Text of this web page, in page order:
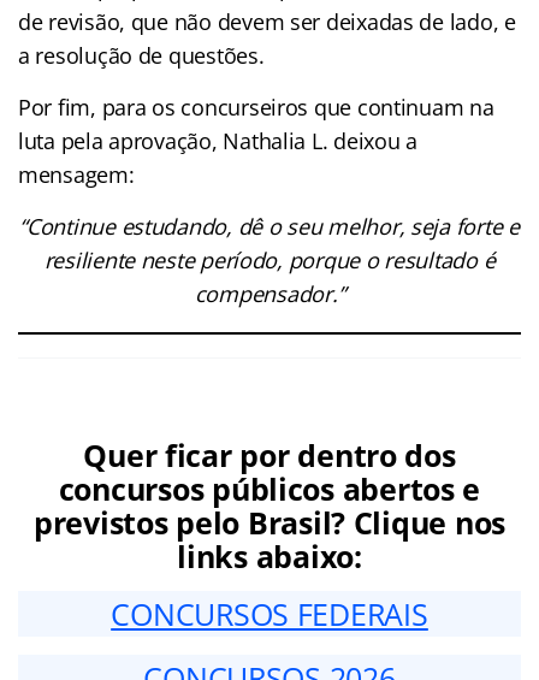
de revisão, que não devem ser deixadas de lado, e
a resolução de questões.
Por fim, para os concurseiros que continuam na
luta pela aprovação, Nathalia L. deixou a
mensagem:
“Continue estudando, dê o seu melhor, seja forte e
resiliente neste período, porque o resultado é
compensador.”
Quer ficar por dentro dos
concursos públicos abertos e
previstos pelo Brasil? Clique nos
links abaixo:
CONCURSOS FEDERAIS